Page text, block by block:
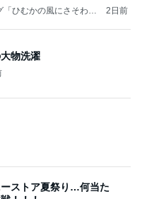
ひむかの風にさそわれ
2日前
物洗濯
ストア夏祭り…何当た